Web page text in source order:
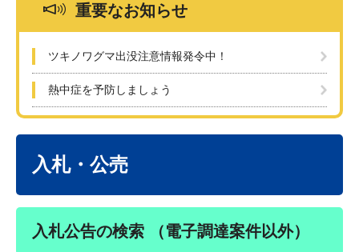
重要なお知らせ
ツキノワグマ出没注意情報発令中！
熱中症を予防しましょう
入札・公売
入札公告の検索 （電子調達案件以外）